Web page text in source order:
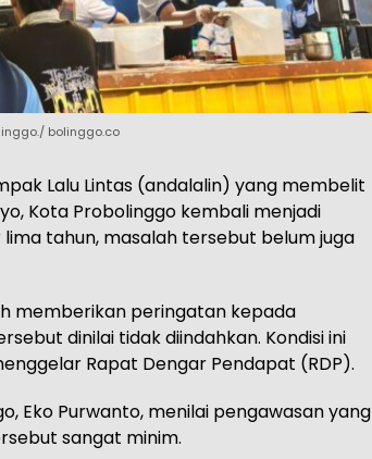
bolinggo.co
Lalu Lintas (andalalin) yang membelit
Kota Probolinggo kembali menjadi
tahun, masalah tersebut belum juga
memberikan peringatan kepada
dinilai tidak diindahkan. Kondisi ini
Rapat Dengar Pendapat (RDP).
Eko Purwanto, menilai pengawasan yang
sangat minim.